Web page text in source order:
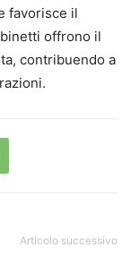
favorisce il
offrono il
contribuendo a
Articolo successivo